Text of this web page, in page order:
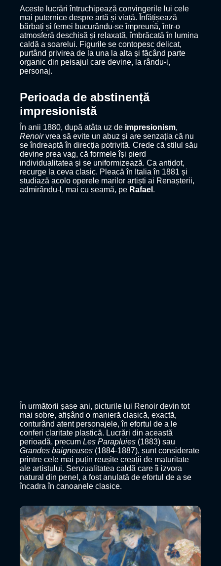
Aceste lucrări întruchipează convingerile lui cele
mai puternice despre artă și viață. Înfățișează
bărbați și femei bucurându-se împreună, într-o
atmosferă deschisă și relaxată, îmbrăcată în lumina
caldă a soarelui. Figurile se contopesc delicat,
purtând privirea de la una la alta și făcând parte
organic din peisajul care devine, la rându-i,
personaj.
Perioada de abstinență
impresionistă
În anii 1880, după atâta uz de impresionism,
Renoirvrea să evite un abuz și are senzația că nu
se îndreaptă în direcția potrivită. Crede că stilul său
devine prea vag, că formele își pierd
individualitatea și se uniformizează. Ca antidot,
recurge la ceva clasic. Pleacă în Italia în 1881 și
studiază acolo operele marilor artiști ai Renașterii,
admirându-l, mai cu seamă, pe Rafael .
În următorii șase ani, picturile lui Renoir devin tot
mai sobre, afișând o manieră clasică, exactă,
conturând atent personajele, în efortul de a le
conferi claritate plastică. Lucrări din această
perioadă, precum Les Parapluies (1883) sau
Grandes baigneuses (1884-1887), sunt considerate
printre cele mai puțin reușite creații de maturitate
ale artistului. Senzualitatea caldă care îi izvora
natural din penel, a fost anulată de efortul de a se
încadra în canoanele clasice.